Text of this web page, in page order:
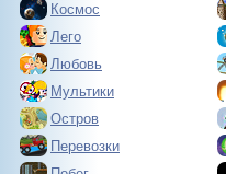
Космос
Лего
Любовь
Мультики
Остров
Перевозки